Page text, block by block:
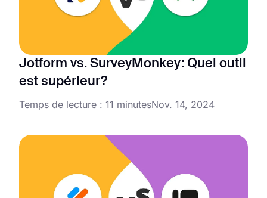
Jotform vs. SurveyMonkey: Quel outil
est supérieur?
Temps de lecture : 11 minutesNov. 14, 2024